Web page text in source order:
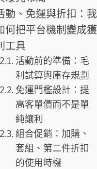
動、免運與折扣：我
何把平台機制變成獲
工具
活動前的準備：毛
利試算與庫存規劃
免運門檻設計：提
高客單價而不是單
純讓利
組合促銷：加購、
套組、第二件折扣
的使用時機